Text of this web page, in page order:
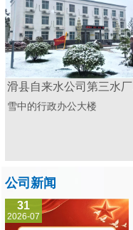
雪中的行政办公大楼
公司新闻
31
2026-07